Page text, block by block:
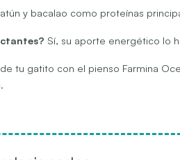
y bacalao como proteínas
Sí, su aporte energético lo
tu gatito con el pienso Farmina
.